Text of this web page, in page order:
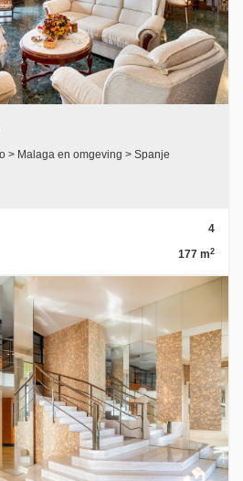
> Malaga en omgeving > Spanje
4
177 m2